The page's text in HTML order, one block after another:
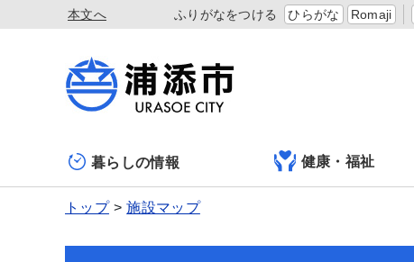
本文へ ふりがなをつける ひらがな Romaji
暮らしの情報 健康・福祉
トップ 施設マップ